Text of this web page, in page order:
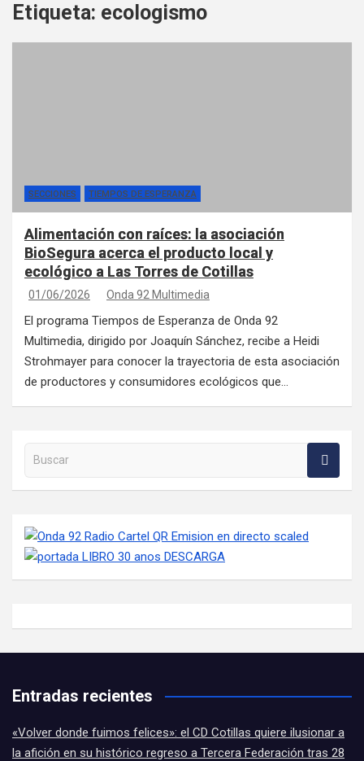
Etiqueta: ecologismo
SECCIONES TIEMPOS DE ESPERANZA
Alimentación con raíces: la asociación
BioSegura acerca el producto local y
ecológico a Las Torres de Cotillas
01/06/2026 Onda 92 Multimedia
El programa Tiempos de Esperanza de Onda 92
Multimedia, dirigido por Joaquín Sánchez, recibe a Heidi
Strohmayer para conocer la trayectoria de esta asociación
de productores y consumidores ecológicos que…
Buscar en la web
Entradas recientes
«Volver donde fuimos felices»: el CD Cotillas quiere ilusionar a
la afición en su histórico regreso a Tercera Federación tras 28